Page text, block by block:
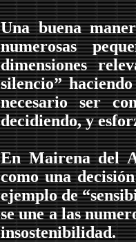
Una buena
numerosas
dimensiones
silencio”
necesario ser
decidiendo, y
En Mairena del
como una
ejemplo de
se une a las
insostenibilidad.